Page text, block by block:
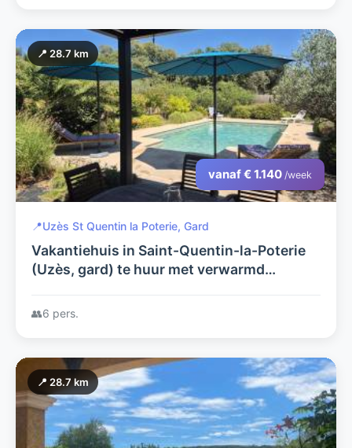
📍 28.7 km
vanaf € 1.140 /week
📍Uzès St Quentin la Poterie, Gard
Vakantiehuis in Saint-Quentin-la-Poterie
(Uzès, gard) te huur met verwarmd
👥6 pers.
📍 28.7 km